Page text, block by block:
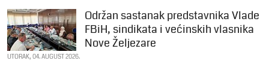
Održan sastanak predstavnika Vlade
FBiH, sindikata i većinskih vlasnika
Nove Željezare
UTORAK, 04. AUGUST 2026.